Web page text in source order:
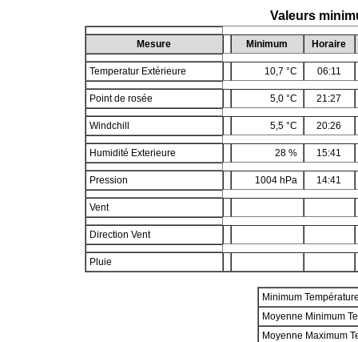
Valeurs
Mesure Minimum Horaire
Temperatur Extérieure 10,7 °C 06:11
Point de rosée 5,0 °C 21:27
Windchill 5,5 °C 20:26
Humidité Exterieure 28 % 15:41
Pression 1004 hPa 14:41
Vent
Direction Vent
Pluie
Minimum
Moyenne Minimum
Moyenne Maximum